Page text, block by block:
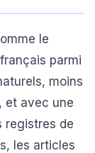
le
parmi
moins
et avec une
registres de
les articles